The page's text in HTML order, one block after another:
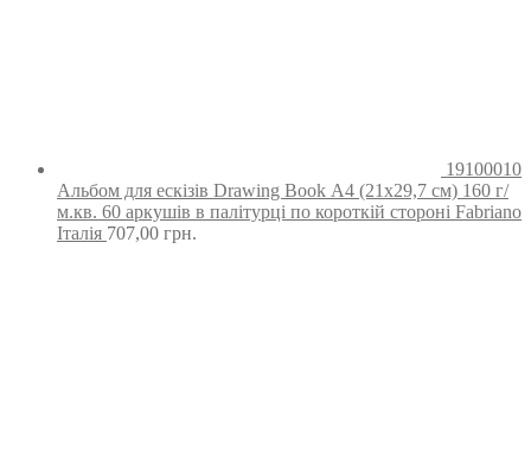
19100010
Альбом для ескізів Drawing Book А4 (21х29,7 см) 160 г/
м.кв. 60 аркушів в палітурці по короткій стороні Fabriano
Італія 707,00 грн.